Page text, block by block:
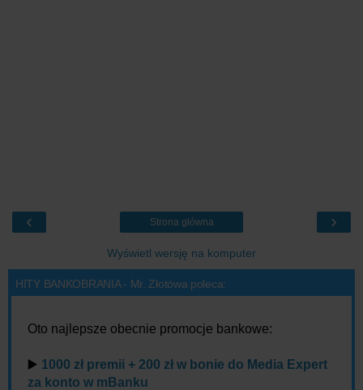
‹ ›
Strona główna
Wyświetl wersję na komputer
HITY BANKOBRANIA - Mr. Złotówa poleca:
Oto najlepsze obecnie promocje bankowe:
▶️ 1000 zł premii + 200 zł w bonie do Media Expert
za konto w mBanku